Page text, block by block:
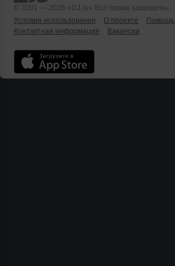
© 2001 — 2026 «DJ.ru» Все права защищены.
Условия использования
О проекте Помощь
Контактная информация
Вакансии